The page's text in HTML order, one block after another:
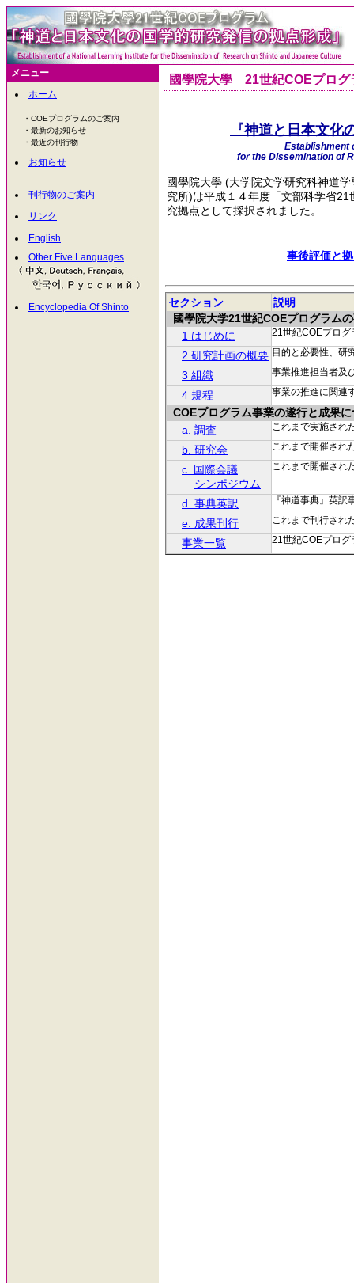
メニュー
ホーム
・COEプログラムのご案内
・最新のお知らせ
・最近の刊行物
お知らせ
刊行物のご案内
リンク
English
Other Five Languages
Encyclopedia Of Shinto
國學院大學 21世紀COEプログ
『神道と日本文化
Establishment
for the Dissemination of
國學院大學 (大学院文学研究科神道
究所)は平成１４年度「文部科学省
究拠点として採択されました。
事後評価と
セクション
説明
國學院大学21世紀COEプログラム
1 はじめに
21世紀COEプログ
2 研究計画の概要 目的と必要性、研
3 組織 事業推進担当者及
4 規程 事業の推進に関連
COEプログラム事業の遂行と成果
a. 調査
これまで実施され
b. 研究会 これまで開催され
c. 国際会議
シンポジウム
これまで開催され
d. 事典英訳 『神道事典』英訳
e. 成果刊行 これまで刊行され
事業一覧 21世紀COEプログ